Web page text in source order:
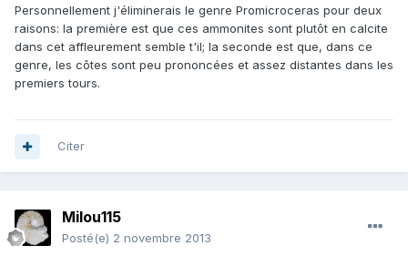
Personnellement j'éliminerais le genre Promicroceras pour deux
raisons: la première est que ces ammonites sont plutôt en calcite
dans cet affleurement semble t'il; la seconde est que, dans ce
genre, les côtes sont peu prononcées et assez distantes dans les
premiers tours.
Citer
Milou115
Posté(e) 2 novembre 2013